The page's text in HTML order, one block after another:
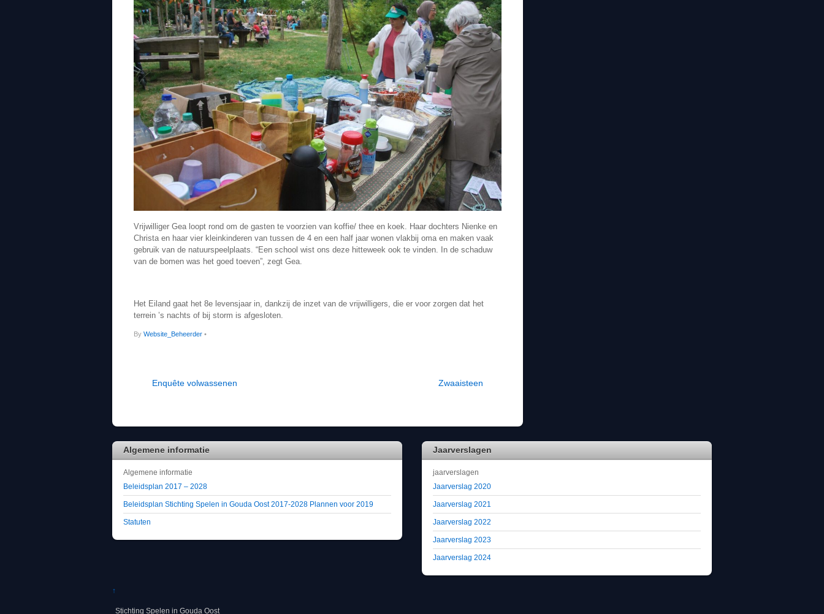
Vrijwilliger Gea loopt rond om de gasten te voorzien van koffie/ thee en koek. Haar dochters Nienke en
Christa en haar vier kleinkinderen van tussen de 4 en een half jaar wonen vlakbij oma en maken vaak
gebruik van de natuurspeelplaats. “Een school wist ons deze hitteweek ook te vinden. In de schaduw
van de bomen was het goed toeven”, zegt Gea.
Het Eiland gaat het 8e levensjaar in, dankzij de inzet van de vrijwilligers, die er voor zorgen dat het
terrein ’s nachts of bij storm is afgesloten.
By Website_Beheerder •
Enquête volwassenen Zwaaisteen
Algemene informatie
Algemene informatie
Beleidsplan 2017 – 2028
Beleidsplan Stichting Spelen in Gouda Oost 2017-2028 Plannen voor 2019
Statuten
Jaarverslagen
jaarverslagen
Jaarverslag 2020
Jaarverslag 2021
Jaarverslag 2022
Jaarverslag 2023
Jaarverslag 2024
↑
Stichting Spelen in Gouda Oost